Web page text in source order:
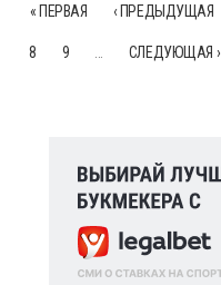
« ПЕРВАЯ ‹ ПРЕДЫДУЩАЯ
8 9 СЛЕДУЮЩАЯ ›